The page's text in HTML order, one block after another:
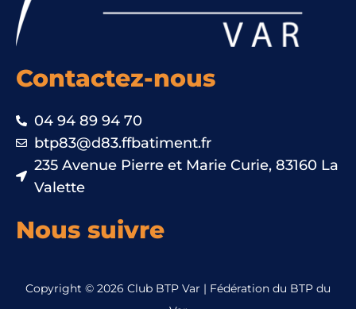
Contactez-nous
04 94 89 94 70
btp83@d83.ffbatiment.fr
235 Avenue Pierre et Marie Curie, 83160 La
Valette
Nous suivre
Copyright © 2026 Club BTP Var | Fédération du BTP du